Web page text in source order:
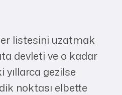
listesini uzatmak
devleti ve o kadar
yıllarca gezilse
noktası elbette